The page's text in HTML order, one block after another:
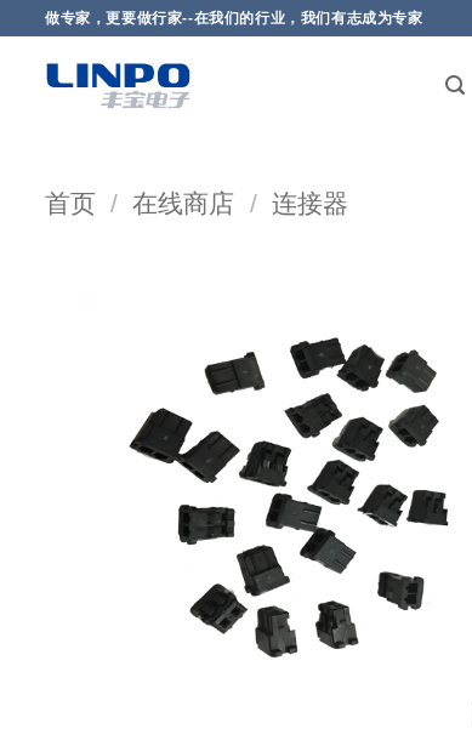
做专家，更要做行家--在我们的行业，我们有志成为专家
首页 / 在线商店 / 连接器